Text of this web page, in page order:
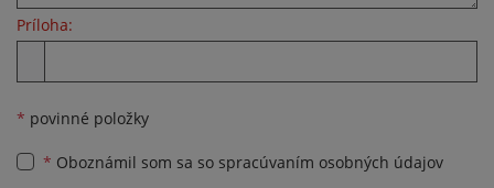
Príloha:
* povinné položky
* Oboznámil som sa so spracúvaním osobných údajov